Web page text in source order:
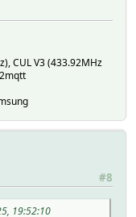
CUL V3 (433.92MHz
#8
19:52:10